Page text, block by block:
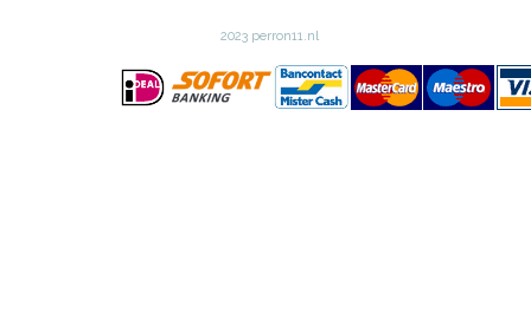
2023 perron11.nl